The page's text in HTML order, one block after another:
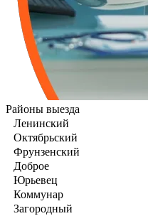
Районы выезда
Ленинский
Октябрьский
Фрунзенский
Доброе
Юрьевец
Коммунар
Загородный